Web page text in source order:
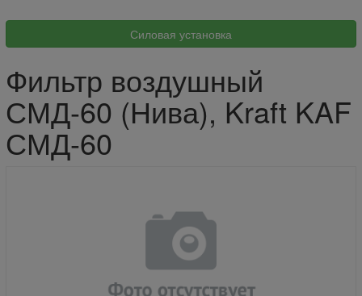
Фильтр воздушный
СМД-60 (Нива), Kraft KAF
СМД-60